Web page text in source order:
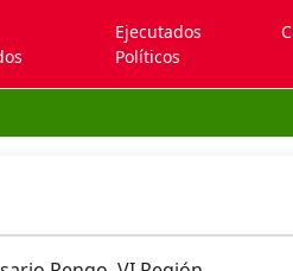
Ejecutados
Políticos